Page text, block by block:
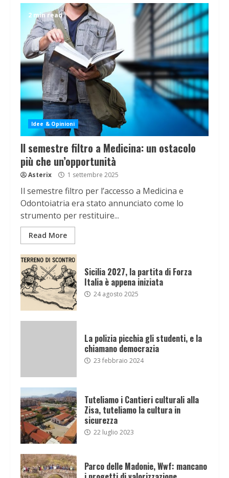
2 min read
Idee & Opinioni
Il semestre filtro a Medicina: un ostacolo
più che un’opportunità
Asterix 1 settembre 2025
Il semestre filtro per l’accesso a Medicina e
Odontoiatria era stato annunciato come lo
strumento per restituire...
Read More
Sicilia 2027, la partita di Forza
Italia è appena iniziata
24 agosto 2025
La polizia picchia gli studenti, e la
chiamano democrazia
23 febbraio 2024
Tuteliamo i Cantieri culturali alla
Zisa, tuteliamo la cultura in
sicurezza
22 luglio 2023
Parco delle Madonie, Wwf: mancano